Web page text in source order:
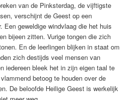
van de Pinksterdag, de vijftigste
verschijnt de Geest op een
Een geweldige windvlaag die het huis
bijeen zitten. Vurige tongen die zich
En de leerlingen blijken in staat om
zich destijds veel mensen van
iedereen bleek het in zijn eigen taal te
betoog te houden over de
De beloofde Heilige Geest is werkelijk